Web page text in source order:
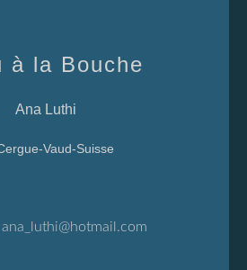
à la Bouche
Ana Luthi
Vaud-Suisse
ana_luthi@hotmail.com